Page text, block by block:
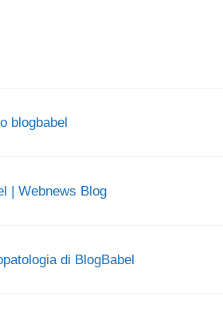
blogbabel
| Webnews Blog
di BlogBabel